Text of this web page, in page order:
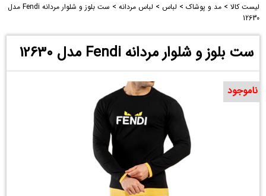
لیست کالا >مد و پوشاک > لباس > لباس مردانه >
ست بلوز و شلوار مردانه Fendi مدل
12630
ست بلوز و شلوار مردانه Fendi مدل 12630
ناموجود